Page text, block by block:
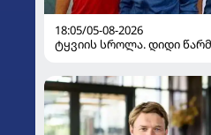
18:05/05-08-2026
ტყვიის სროლა. დიდი